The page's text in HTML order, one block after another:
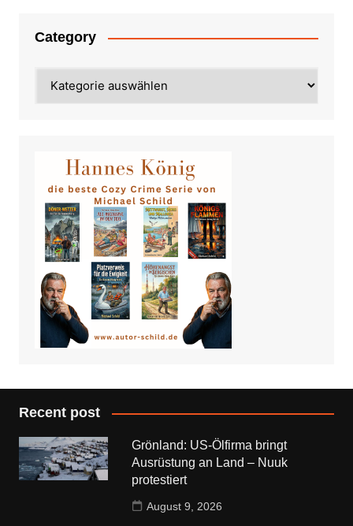
Category
Recent post
Grönland: US-Ölfirma bringt
Ausrüstung an Land – Nuuk
protestiert
August 9, 2026